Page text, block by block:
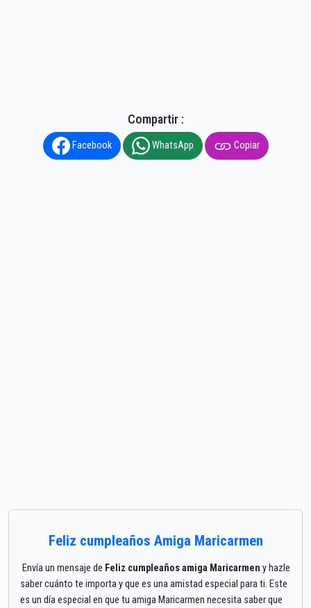
Compartir :
Facebook WhatsApp Copiar
Feliz cumpleaños Amiga Maricarmen
Envía un mensaje de Feliz cumpleaños amiga Maricarmen y hazle
saber cuánto te importa y que es una amistad especial para ti. Este
es un día especial en que tu amiga Maricarmen necesita saber que